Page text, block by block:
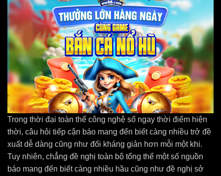
Trong thời đại toàn thể công nghệ số ngay thời điểm hiện
thời, câu hỏi tiếp cận báo mang đến biết càng nhiều trở đề
xuất dễ dàng cũng như đối kháng giản hơn mỗi một khi.
Tuy nhiên, chẳng đề nghị toàn bộ tổng thể một số nguồn
báo mang đến biết càng nhiều hầu cũng như đề nghị sở